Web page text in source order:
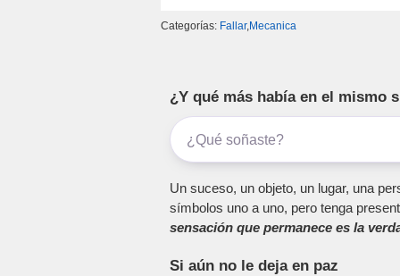
Categorías: Fallar,Mecanica
¿Y qué más había en el mismo
Un suceso, un objeto, un lugar, una
símbolos uno a uno, pero tenga
sensación que permanece es la
Si aún no le deja en paz